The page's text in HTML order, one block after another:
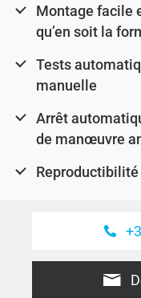
Montage facile
qu’en soit la
Tests
manuelle
Arrêt
de manœuvre